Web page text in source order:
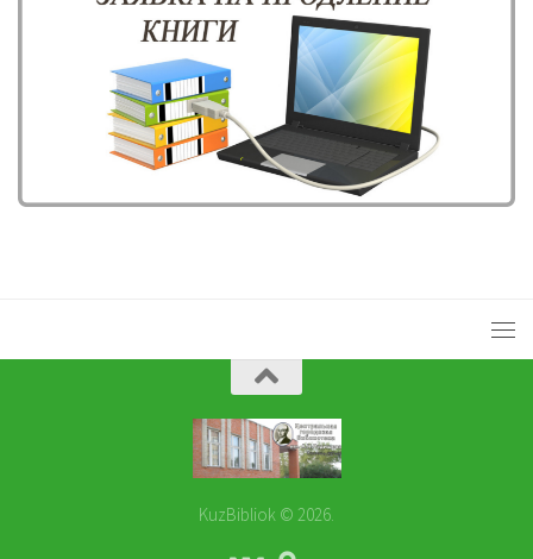
KuzBibliok © 2026.